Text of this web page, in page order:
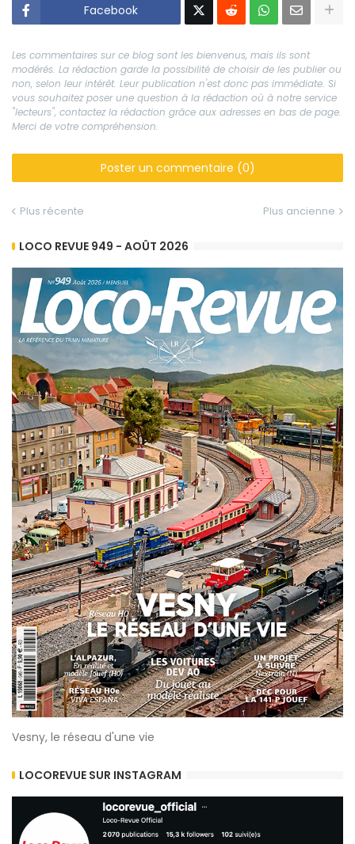
Facebook
Les commentaires sur ce blog sont les bienvenus, mais ils sont
modérés. La rédaction garde la possibilité de choisir de les publier ou
non, selon leur intérêt. Leur publication n'est donc pas immédiate. Si
vous souhaitez poser une question à la rédaction où à notre service
"lecteurs", contactez la rédaction grâce aux adresses en bas de page.
Merci de votre compréhension.
Poster un commentaire (0)
Plus récente Plus ancienne
LOCO REVUE 949 - AOÛT 2026
Vesny, le réseau d'une vie
LOCOREVUE SUR INSTAGRAM